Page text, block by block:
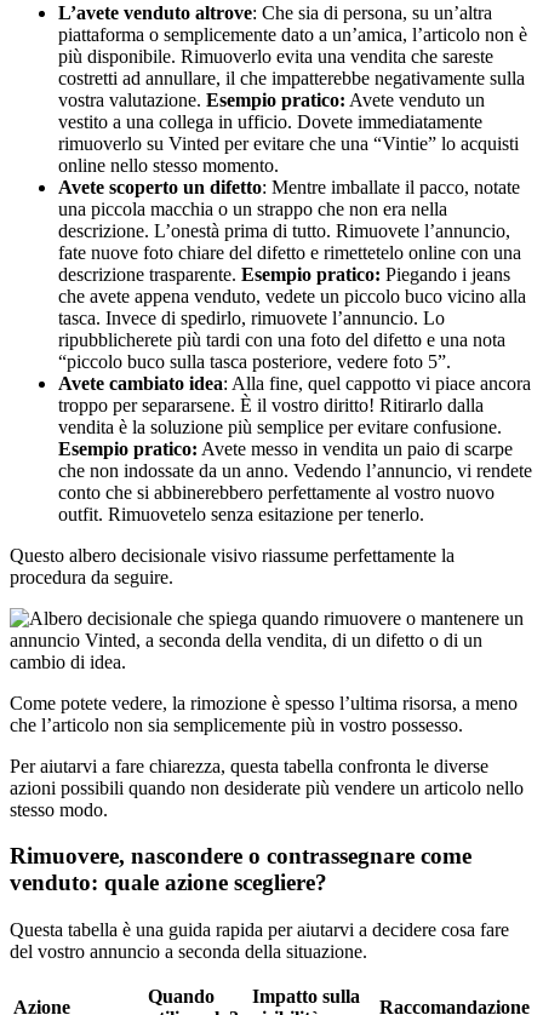
L’avete venduto altrove: Che sia di persona, su un’altra
piattaforma o semplicemente dato a un’amica, l’articolo non è
più disponibile. Rimuoverlo evita una vendita che sareste
costretti ad annullare, il che impatterebbe negativamente sulla
vostra valutazione. Esempio pratico: Avete venduto un
vestito a una collega in ufficio. Dovete immediatamente
rimuoverlo su Vinted per evitare che una “Vintie” lo acquisti
online nello stesso momento.
Avete scoperto un difetto: Mentre imballate il pacco, notate
una piccola macchia o un strappo che non era nella
descrizione. L’onestà prima di tutto. Rimuovete l’annuncio,
fate nuove foto chiare del difetto e rimettetelo online con una
descrizione trasparente. Esempio pratico: Piegando i jeans
che avete appena venduto, vedete un piccolo buco vicino alla
tasca. Invece di spedirlo, rimuovete l’annuncio. Lo
ripubblicherete più tardi con una foto del difetto e una nota
“piccolo buco sulla tasca posteriore, vedere foto 5”.
Avete cambiato idea: Alla fine, quel cappotto vi piace ancora
troppo per separarsene. È il vostro diritto! Ritirarlo dalla
vendita è la soluzione più semplice per evitare confusione.
Esempio pratico: Avete messo in vendita un paio di scarpe
che non indossate da un anno. Vedendo l’annuncio, vi rendete
conto che si abbinerebbero perfettamente al vostro nuovo
outfit. Rimuovetelo senza esitazione per tenerlo.
Questo albero decisionale visivo riassume perfettamente la
procedura da seguire.
Come potete vedere, la rimozione è spesso l’ultima risorsa, a meno
che l’articolo non sia semplicemente più in vostro possesso.
Per aiutarvi a fare chiarezza, questa tabella confronta le diverse
azioni possibili quando non desiderate più vendere un articolo nello
stesso modo.
Rimuovere, nascondere o contrassegnare come
venduto: quale azione scegliere?
Questa tabella è una guida rapida per aiutarvi a decidere cosa fare
del vostro annuncio a seconda della situazione.
Azione
Quando
Impatto sulla
Raccomandazione